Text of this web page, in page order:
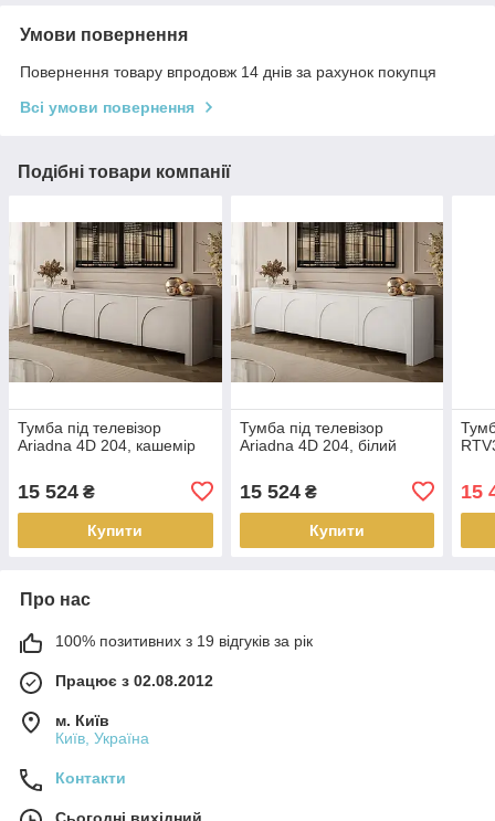
Умови повернення
Повернення товару впродовж 14 днів за рахунок покупця
Всі умови повернення
Подібні товари компанії
Тумба під телевізор
Ariadna 4D 204, кашемір
15 524 ₴
Купити
Тумба під телевізор
Ariadna 4D 204, білий
15 524₴
Купити
15
Про нас
100% позитивних з 19 відгуків за рік
Працює з 02.08.2012
м. Київ
Київ, Україна
Контакти
Сьогодні вихідний